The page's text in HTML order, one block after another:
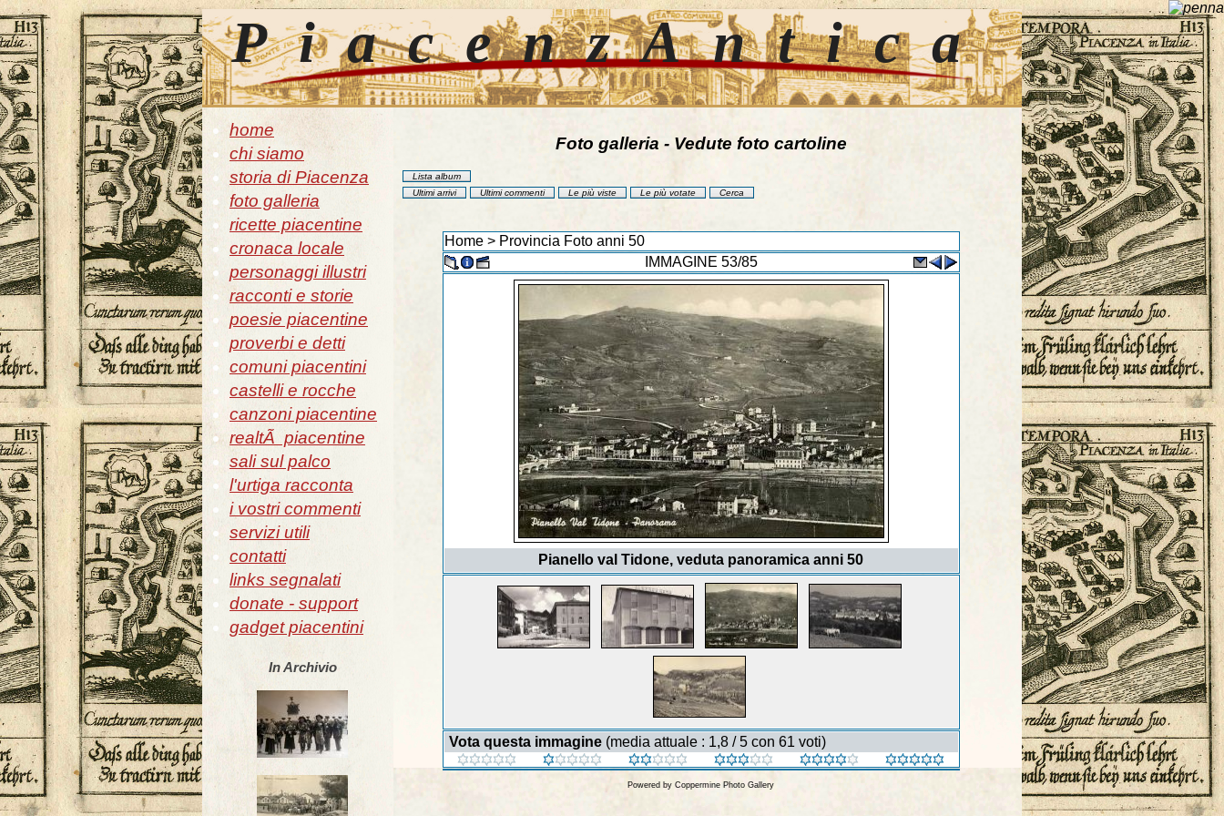
PiacenzAntica
home
chi siamo
storia di Piacenza
foto galleria
ricette piacentine
cronaca locale
personaggi illustri
racconti e storie
poesie piacentine
proverbi e detti
comuni piacentini
castelli e rocche
canzoni piacentine
realtÃ piacentine
sali sul palco
l'urtiga racconta
i vostri commenti
servizi utili
contatti
links segnalati
donate - support
gadget piacentini
In Archivio
Foto galleria - Vedute foto cartoline
Lista album
Ultimi arrivi
Ultimi commenti Le più viste Le più votate Cerca
Home> Provincia Foto anni 50
IMMAGINE 53/85
Pianello val Tidone, veduta panoramica anni 50
Vota questa immagine(media attuale : 1,8 / 5 con 61 voti)
Powered by Coppermine Photo Gallery